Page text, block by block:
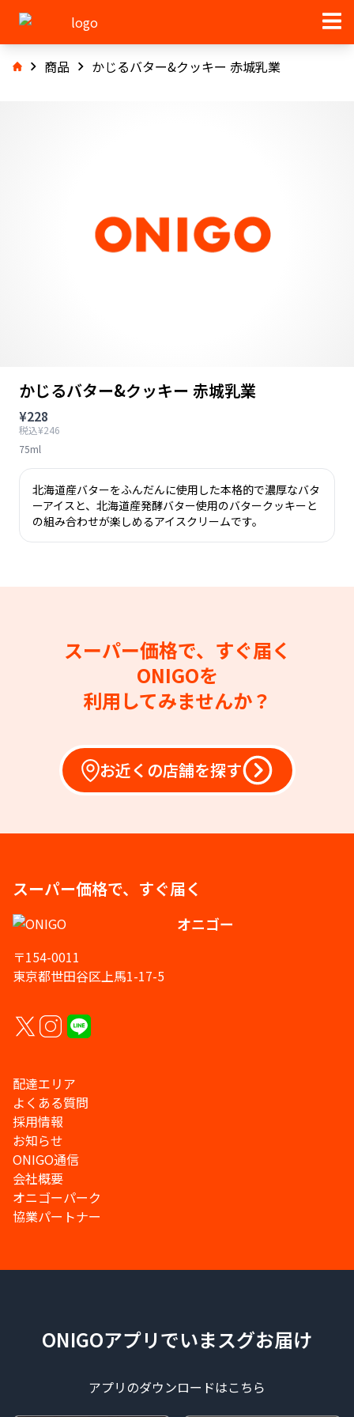
商品 かじるバター&クッキー 赤城乳業
かじるバター&クッキー 赤城乳業
¥228
税込¥246
75ml
北海道産バターをふんだんに使用した本格的で濃厚なバタ
ーアイスと、北海道産発酵バター使用のバタークッキーと
の組み合わせが楽しめるアイスクリームです。
スーパー価格で、すぐ届く
ONIGOを
利用してみませんか？
お近くの店舗を探す
スーパー価格で、すぐ届く
オニゴー
〒154-0011
東京都世田谷区上馬1-17-5
配達エリア
よくある質問
採用情報
お知らせ
ONIGO通信
会社概要
オニゴーパーク
協業パートナー
ONIGOアプリでいまスグお届け
アプリのダウンロードはこちら